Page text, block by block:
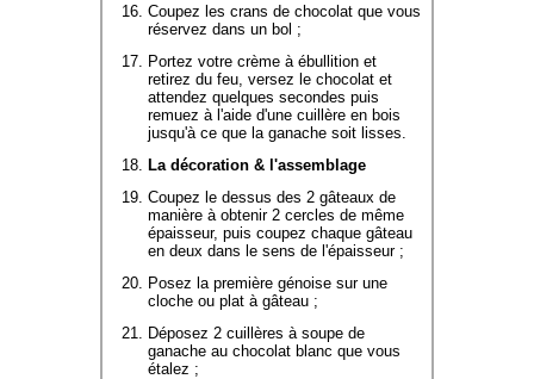
Coupez les crans de chocolat que vous
réservez dans un bol ;
Portez votre crème à ébullition et
retirez du feu, versez le chocolat et
attendez quelques secondes puis
remuez à l'aide d'une cuillère en bois
jusqu'à ce que la ganache soit lisses.
La décoration & l'assemblage
Coupez le dessus des 2 gâteaux de
manière à obtenir 2 cercles de même
épaisseur, puis coupez chaque gâteau
en deux dans le sens de l'épaisseur ;
Posez la première génoise sur une
cloche ou plat à gâteau ;
Déposez 2 cuillères à soupe de
ganache au chocolat blanc que vous
étalez ;